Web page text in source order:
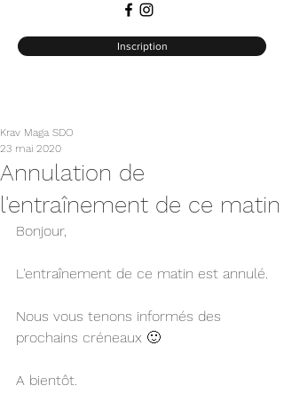
Inscription
Annulation de
l'entraînement de ce matin
Krav Maga SDO
23 mai 2020
Bonjour,
L'entraînement de ce matin est annulé.
Nous vous tenons informés des
prochains créneaux 🙂
A bientôt.